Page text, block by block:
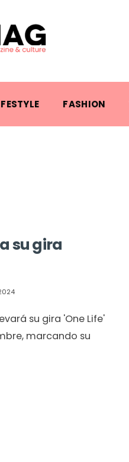
FASHION
su gira
su gira 'One Life'
marcando su